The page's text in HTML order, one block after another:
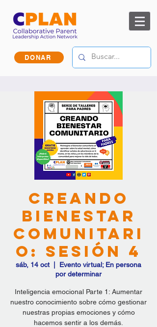
DONAR
Creando
Bienestar
Comunitari
o: Sesión 4
sáb, 14 oct
  |
Evento virtual; En persona
por determinar
Inteligencia emocional Parte 1: Aumentar
nuestro conocimiento sobre cómo gestionar
nuestras propias emociones y cómo
hacemos sentir a los demás.